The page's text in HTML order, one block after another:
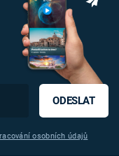
ODESLAT
osobních údajů